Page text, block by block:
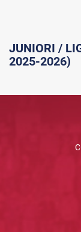
JUNIORI /
2025-2026)